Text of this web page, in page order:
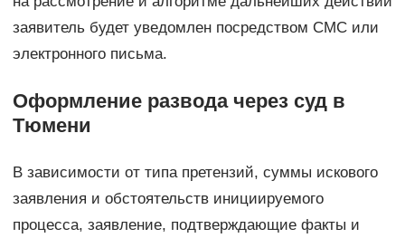
заявитель будет уведомлен посредством СМС или
электронного письма.
Оформление развода через суд в
Тюмени
В зависимости от типа претензий, суммы искового
заявления и обстоятельств инициируемого
процесса, заявление, подтверждающие факты и